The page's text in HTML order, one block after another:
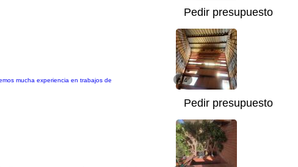
Pedir presupuesto
mucha experiencia en trabajos de
1/4
Pedir presupuesto